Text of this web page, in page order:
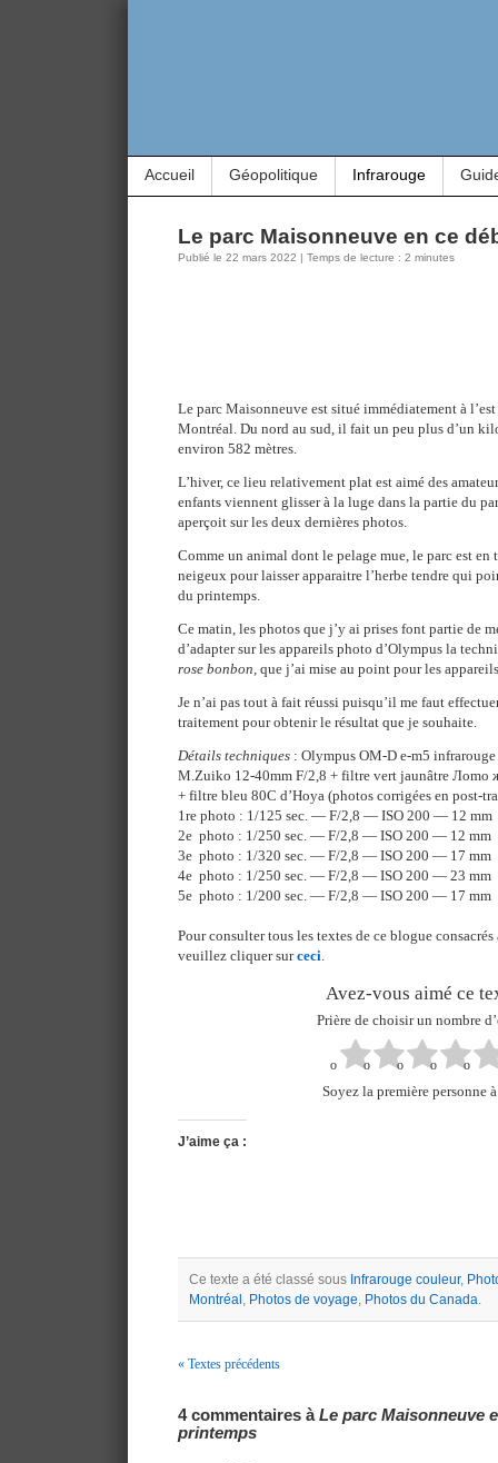
Accueil Géopolitique Infrarouge
Le parc Maisonneuve en ce
Publié le 22 mars 2022 | Temps de lecture : 2 minutes
Le parc Maisonneuve est situé immédiatement à
Montréal. Du nord au sud, il fait un peu plus d’un
environ 582 mètres.
L’hiver, ce lieu relativement plat est aimé des
enfants viennent glisser à la luge dans la partie du
aperçoit sur les deux dernières photos.
Comme un animal dont le pelage mue, le parc est en
neigeux pour laisser apparaitre l’herbe tendre qui
du printemps.
Ce matin, les photos que j’y ai prises font partie de
d’adapter sur les appareils photo d’Olympus la
rose bonbon, que j’ai mise au point pour les
Je n’ai pas tout à fait réussi puisqu’il me faut
traitement pour obtenir le résultat que je souhaite.
Détails techniques : Olympus OM-D e-m5
M.Zuiko 12-40mm F/2,8 + filtre vert jaunâtre
+ filtre bleu 80C d’Hoya (photos corrigées en post-
1re photo : 1/125 sec. — F/2,8 — ISO 200 — 12 mm
2e photo : 1/250 sec. — F/2,8 — ISO 200 — 12 mm
3e photo : 1/320 sec. — F/2,8 — ISO 200 — 17 mm
4e photo : 1/250 sec. — F/2,8 — ISO 200 — 23 mm
5e photo : 1/200 sec. — F/2,8 — ISO 200 — 17 mm
Pour consulter tous les textes de ce blogue
veuillez cliquer surceci.
Avez-vous aimé ce
Prière de choisir un nombre
Soyez la première personne
J’aime ça :
Ce texte a été classé sous Infrarouge couleur,
Montréal , Photos de voyage, Photos du Canada.
« Textes précédents
4 commentaires àLe parc Maisonneuve
printemps